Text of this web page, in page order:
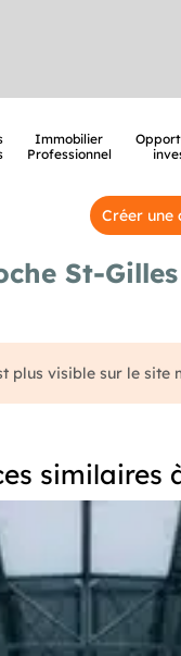
Immobilier
Professionnel
Créer une
St-Gilles
plus visible sur le site
similaires